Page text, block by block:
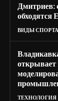
Дмитриев:
обходятся
ВИДЫ СПОРТА
открывает
ТЕХНОЛОГИЯ